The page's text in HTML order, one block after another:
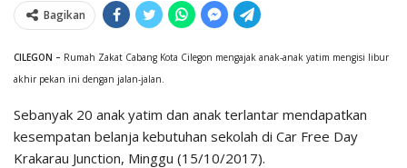
Bagikan
CILEGON – Rumah Zakat Cabang Kota Cilegon mengajak anak-anak yatim mengisi libur
akhir pekan ini dengan jalan-jalan.
Sebanyak 20 anak yatim dan anak terlantar mendapatkan
kesempatan belanja kebutuhan sekolah di Car Free Day
Krakarau Junction, Minggu (15/10/2017).